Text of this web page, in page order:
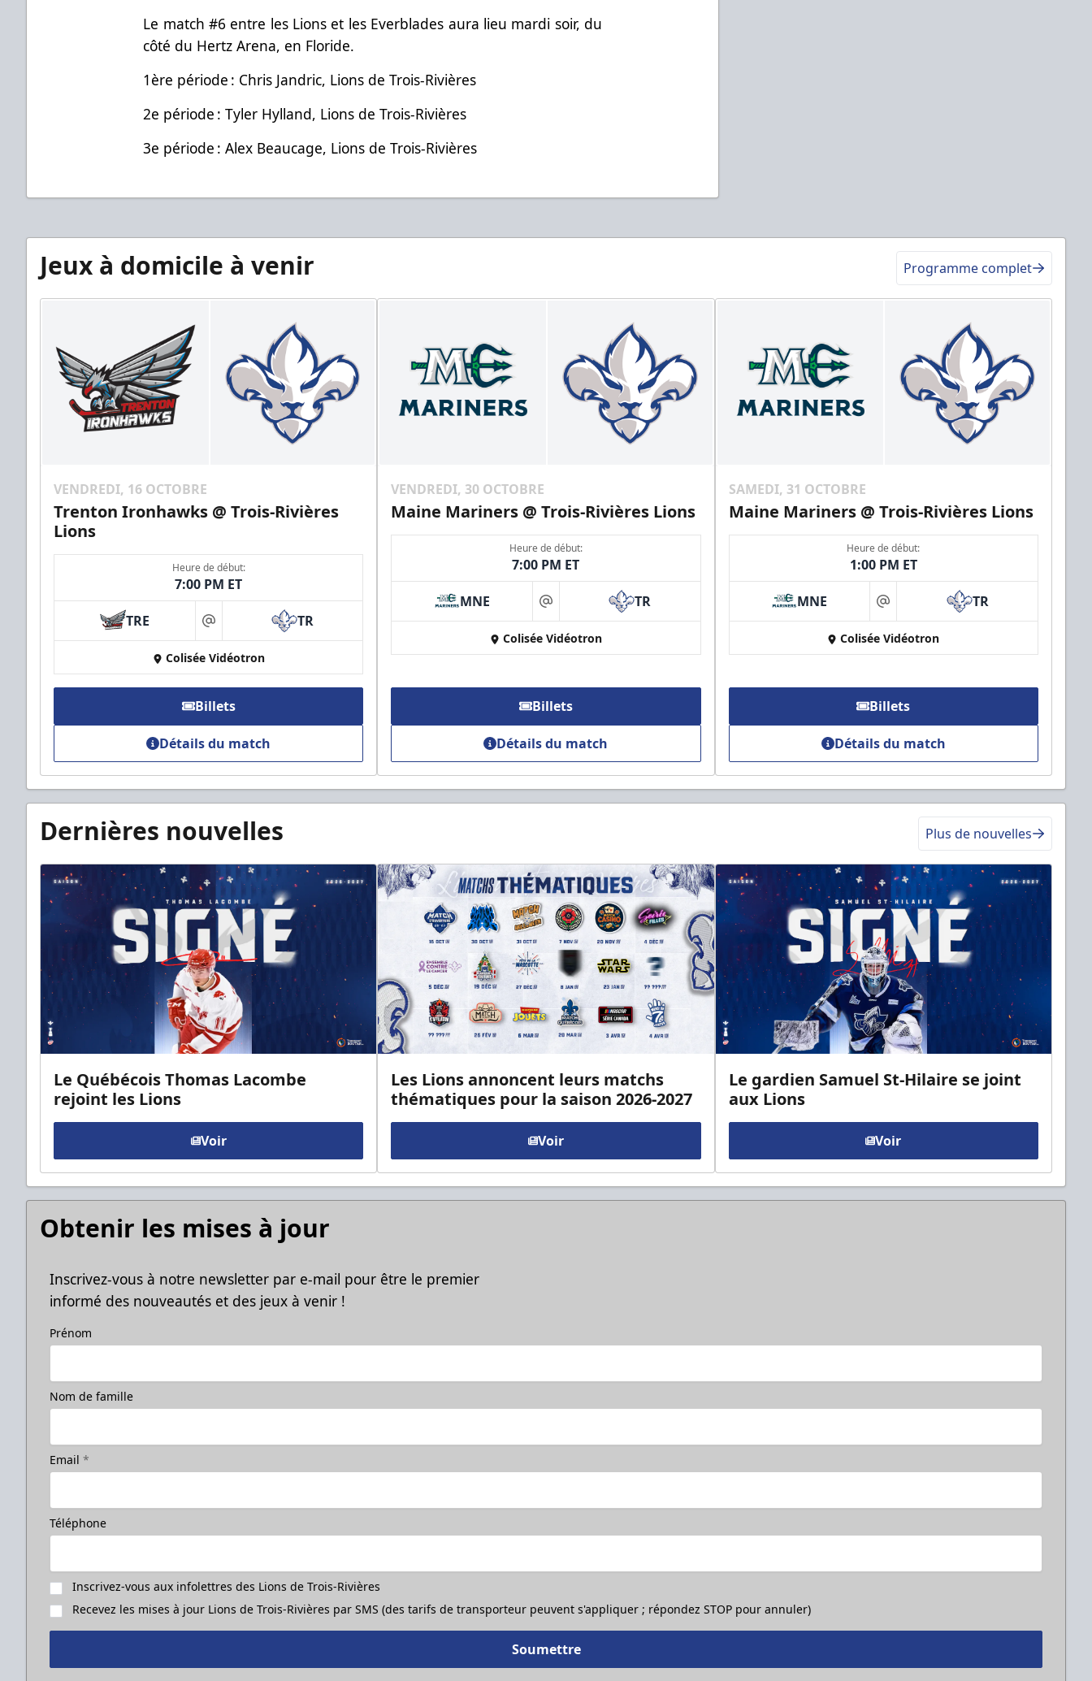
Le match #6 entre les Lions et les Everblades aura lieu mardi soir, du
côté du Hertz Arena, en Floride.
1ère période : Chris Jandric, Lions de Trois-Rivières
2e période : Tyler Hylland, Lions de Trois-Rivières
3e période : Alex Beaucage, Lions de Trois-Rivières
Jeux à domicile à venir Programme complet
VENDREDI, 16 OCTOBRE
Trenton Ironhawks @ Trois-Rivières
Lions
Heure de début:
7:00 PM ET
TRE at TR
Colisée Vidéotron
Billets
Détails du match
VENDREDI, 30 OCTOBRE
Maine Mariners @ Trois-Rivières Lions
Heure de début:
7:00 PM ET
MNE at TR
Colisée Vidéotron
Billets
Détails du match
SAMEDI, 31 OCTOBRE
Maine Mariners @ Trois-Rivières Lions
Heure de début:
1:00 PM ET
MNE at TR
Colisée Vidéotron
Billets
Détails du match
Dernières nouvelles Plus de nouvelles
Le Québécois Thomas Lacombe
rejoint les Lions
Voir
Les Lions annoncent leurs matchs
thématiques pour la saison 2026-2027
Voir
Le gardien Samuel St-Hilaire se joint
aux Lions
Voir
Obtenir les mises à jour
Inscrivez-vous à notre newsletter par e-mail pour être le premier
informé des nouveautés et des jeux à venir !
Prénom
Nom de famille
Email *
Téléphone
Inscrivez-vous aux infolettres des Lions de Trois-Rivières
Recevez les mises à jour Lions de Trois-Rivières par SMS (des tarifs de transporteur peuvent s'appliquer ; répondez STOP pour annuler)
Soumettre